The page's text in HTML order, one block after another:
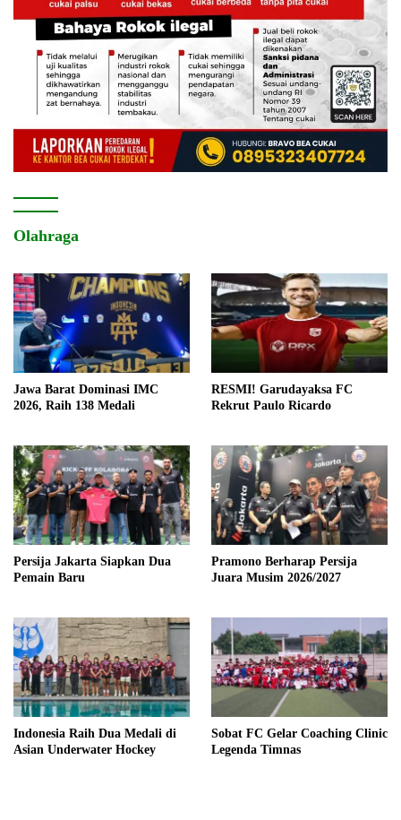
Olahraga
Jawa Barat Dominasi IMC
2026, Raih 138 Medali
RESMI! Garudayaksa FC
Rekrut Paulo Ricardo
Persija Jakarta Siapkan Dua
Pemain Baru
Pramono Berharap Persija
Juara Musim 2026/2027
Indonesia Raih Dua Medali di
Asian Underwater Hockey
Sobat FC Gelar Coaching Clinic
Legenda Timnas